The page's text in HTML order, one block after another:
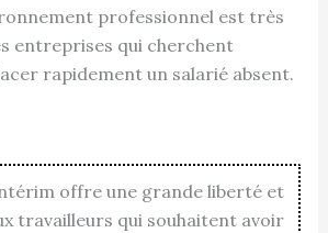
professionnel est très
entreprises qui cherchent
rapidement un salarié absent.
offre une grande liberté et
travailleurs qui souhaitent avoir